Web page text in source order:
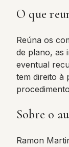
O que
Reúna os
de plano, as
eventual
tem direito à
Sobre o
Ramon